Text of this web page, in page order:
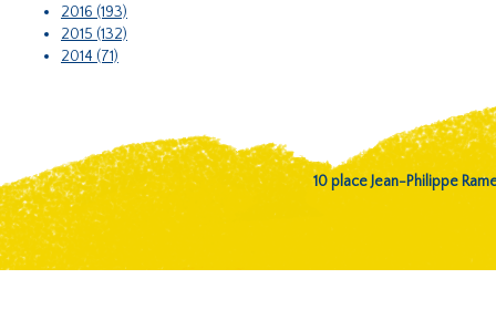
2016 (193)
2015 (132)
2014 (71)
10 place Jean-Philippe